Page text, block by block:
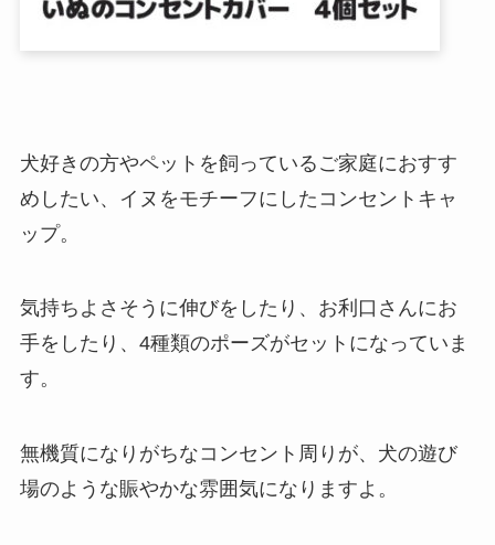
犬好きの方やペットを飼っているご家庭におすす
めしたい、イヌをモチーフにしたコンセントキャ
ップ。
気持ちよさそうに伸びをしたり、お利口さんにお
手をしたり、4種類のポーズがセットになっていま
す。
無機質になりがちなコンセント周りが、犬の遊び
場のような賑やかな雰囲気になりますよ。